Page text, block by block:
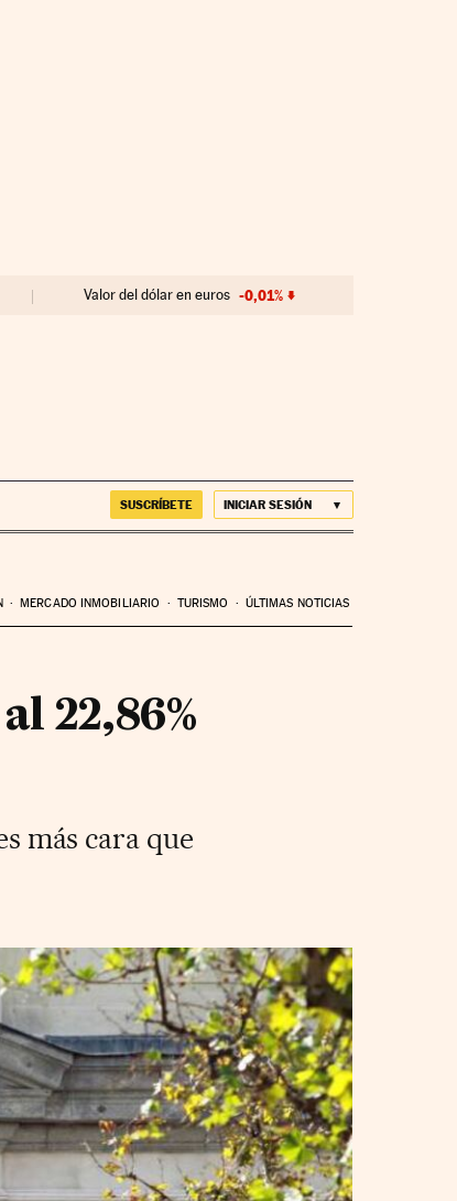
Valor del dólar en euros -0,01%
SUSCRÍBETE INICIAR SESIÓN
MERCADO INMOBILIARIO TURISMO ÚLTIMAS NOTICIAS
22,86%
más cara que